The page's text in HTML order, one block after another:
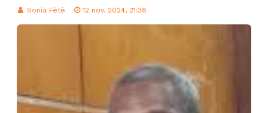
Sonia Fètè 12 nov. 2024, 21:38